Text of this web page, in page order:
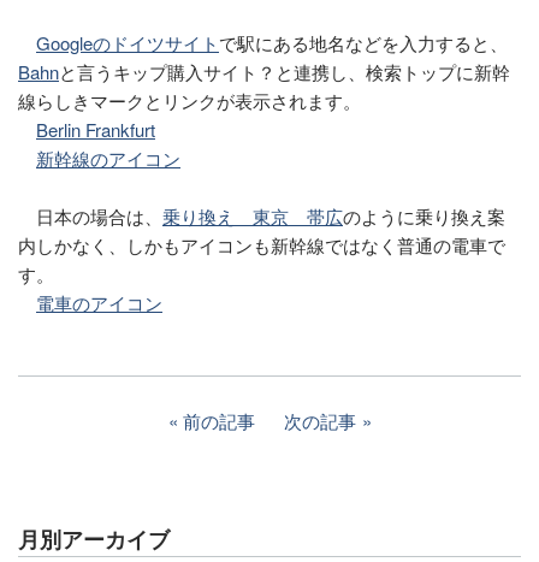
Googleのドイツサイトで駅にある地名などを入力すると、
Bahnと言うキップ購入サイト？と連携し、検索トップに新幹
線らしきマークとリンクが表示されます。
Berlin Frankfurt
新幹線のアイコン
日本の場合は、 乗り換え 東京 帯広のように乗り換え案
内しかなく、しかもアイコンも新幹線ではなく普通の電車で
す。
電車のアイコン
前の記事 次の記事
月別アーカイブ